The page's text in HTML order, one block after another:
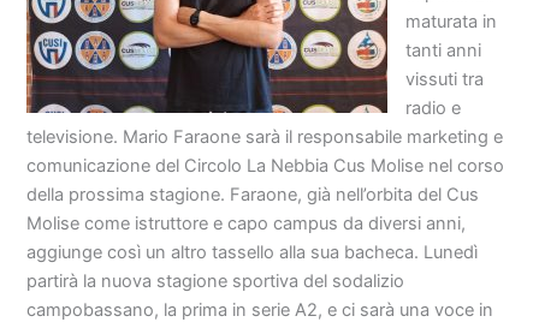
maturata in
tanti anni
vissuti tra
radio e
televisione. Mario Faraone sarà il responsabile marketing e
comunicazione del Circolo La Nebbia Cus Molise nel corso
della prossima stagione. Faraone, già nell’orbita del Cus
Molise come istruttore e capo campus da diversi anni,
aggiunge così un altro tassello alla sua bacheca. Lunedì
partirà la nuova stagione sportiva del sodalizio
campobassano, la prima in serie A2, e ci sarà una voce in